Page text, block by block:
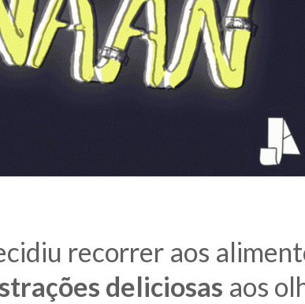
recorrer aos
deliciosas aos